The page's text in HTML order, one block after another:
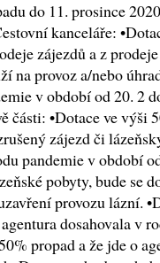
do 11. prosince
kanceláře:
zájezdů a z
na provoz a/nebo
v období od 20. 2
části: •Dotace ve výši
zájezd či
pandemie v období
pobyty, bude se
provozu lázní.
dosahovala v
propad a že jde o